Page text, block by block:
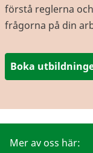
förstå reglerna
frågorna på din
Boka
Mer av oss här: